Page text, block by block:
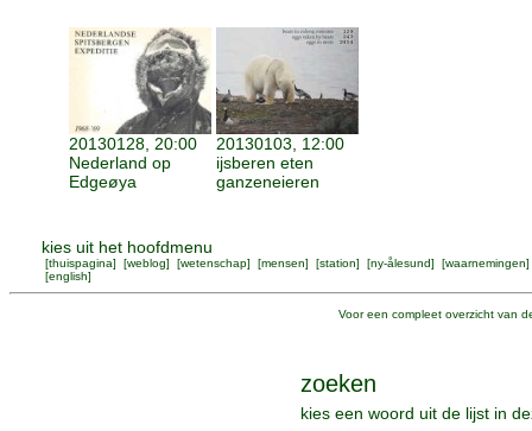
20130128, 20:00
Nederland op
Edgeøya
20130103, 12:00
ijsberen eten
ganzeneieren
kies uit het hoofdmenu
[thuispagina] [weblog] [wetenschap] [mensen] [station] [ny-ålesund] [waarnemingen
[english]
Voor een compleet overzicht van
zoeken
kies een woord uit de lijst in